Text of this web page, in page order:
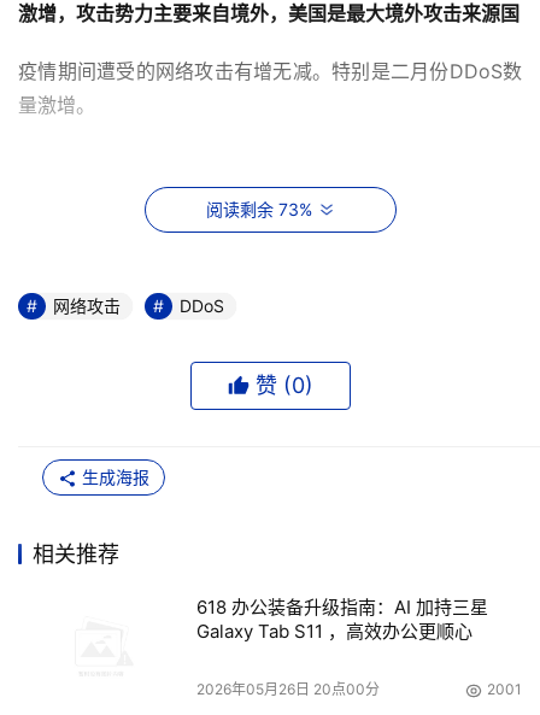
激增，攻击势力主要来自境外，美国是最大境外攻击来源国
疫情期间遭受的网络攻击有增无减。特别是二月份DDoS数
量激增。
1-4月份的攻击中，74.21%的攻击都来自国外。美国是最大
观点三：5G 环境下的DDoS
从历史趋势变化来看，平均攻击峰值自2018下半年起已经
10Gbps之间，在所有区间中占比最高。相比2019年攻击峰
分布趋于平均，5Gbps以下的小规模攻击比例有所减少。
型反射攻击层出不穷，反射攻击防护需要及时更新
阅读剩余 73%
网络攻击 DDoS
赞 (0)
生成海报
相关推荐
618 办公装备升级指南：AI 加持三星
Galaxy Tab S11 ，高效办公更顺心
2026年05月26日 20点00分 2001